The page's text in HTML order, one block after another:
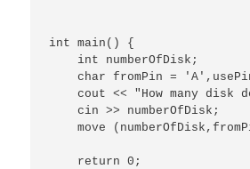
int main() {
    int numberOfDisk;
char fromPin =
cout << "How many disk
    cin >> numberOfDisk;
move
    return 0;